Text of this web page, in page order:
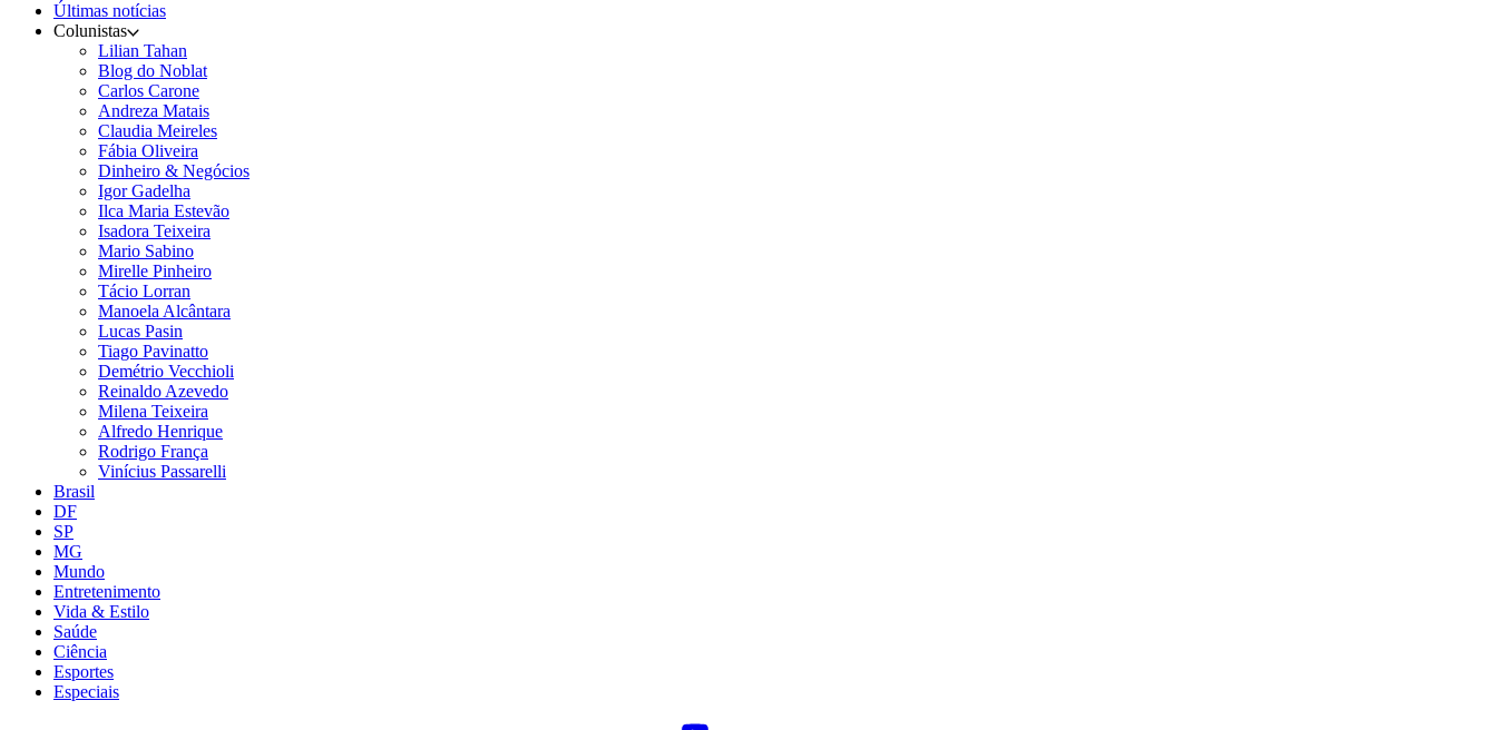
Últimas notícias
Colunistas
Lilian Tahan
Blog do Noblat
Carlos Carone
Andreza Matais
Claudia Meireles
Fábia Oliveira
Dinheiro & Negócios
Igor Gadelha
Ilca Maria Estevão
Isadora Teixeira
Mario Sabino
Mirelle Pinheiro
Tácio Lorran
Manoela Alcântara
Lucas Pasin
Tiago Pavinatto
Demétrio Vecchioli
Reinaldo Azevedo
Milena Teixeira
Alfredo Henrique
Rodrigo França
Vinícius Passarelli
Brasil
DF
SP
MG
Mundo
Entretenimento
Vida & Estilo
Saúde
Ciência
Esportes
Especiais